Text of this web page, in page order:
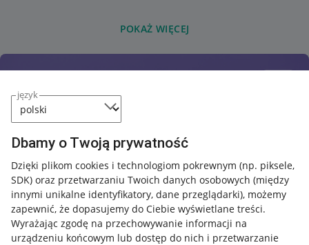
język
Dbamy o Twoją prywatność
Dzięki plikom cookies i technologiom pokrewnym (np. piksele,
SDK) oraz przetwarzaniu Twoich danych osobowych (między
innymi unikalne identyfikatory, dane przeglądarki), możemy
zapewnić, że dopasujemy do Ciebie wyświetlane treści.
Wyrażając zgodę na przechowywanie informacji na
urządzeniu końcowym lub dostęp do nich i przetwarzanie
POKAŻ WIĘCEJ